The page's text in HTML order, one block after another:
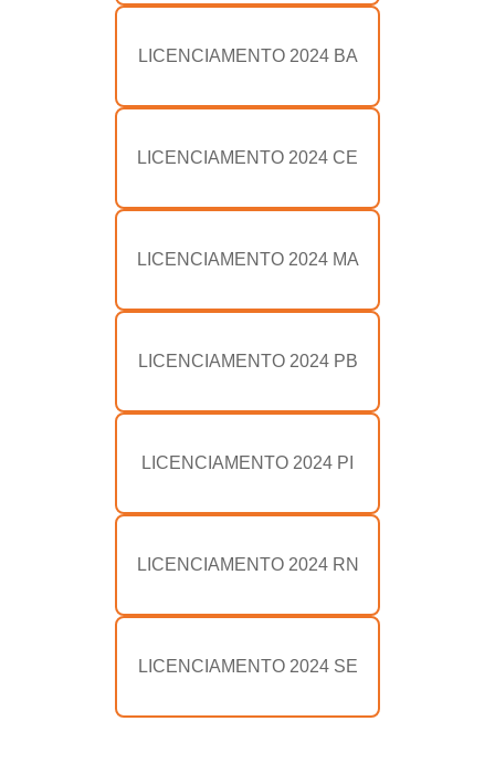
LICENCIAMENTO 2024 BA
LICENCIAMENTO 2024 CE
LICENCIAMENTO 2024 MA
LICENCIAMENTO 2024 PB
LICENCIAMENTO 2024 PI
LICENCIAMENTO 2024 RN
LICENCIAMENTO 2024 SE